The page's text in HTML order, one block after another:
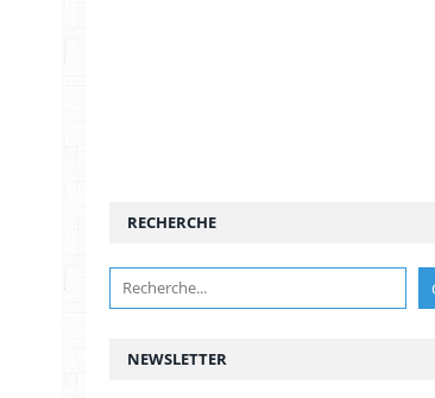
NEWSLETTER
RECHERCHE